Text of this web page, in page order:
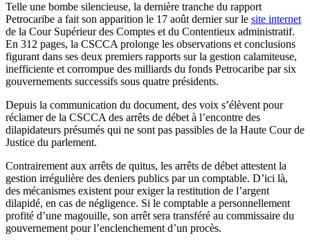
Telle une bombe silencieuse, la dernière tranche du rapport
Petrocaribe a fait son apparition le 17 août dernier sur le site internet
de la Cour Supérieur des Comptes et du Contentieux administratif.
En 312 pages, la CSCCA prolonge les observations et conclusions
figurant dans ses deux premiers rapports sur la gestion calamiteuse,
inefficiente et corrompue des milliards du fonds Petrocaribe par six
gouvernements successifs sous quatre présidents.
Depuis la communication du document, des voix s’élèvent pour
réclamer de la CSCCA des arrêts de débet à l’encontre des
dilapidateurs présumés qui ne sont pas passibles de la Haute Cour de
Justice du parlement.
Contrairement aux arrêts de quitus, les arrêts de débet attestent la
gestion irrégulière des deniers publics par un comptable. D’ici là,
des mécanismes existent pour exiger la restitution de l’argent
dilapidé, en cas de négligence. Si le comptable a personnellement
profité d’une magouille, son arrêt sera transféré au commissaire du
gouvernement pour l’enclenchement d’un procès.